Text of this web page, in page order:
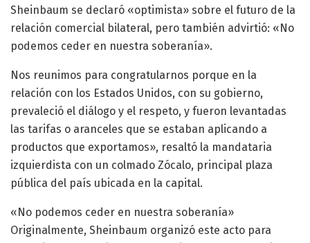
Sheinbaum se declaró «optimista» sobre el futuro de la
relación comercial bilateral, pero también advirtió: «No
podemos ceder en nuestra soberanía».
Nos reunimos para congratularnos porque en la
relación con los Estados Unidos, con su gobierno,
prevaleció el diálogo y el respeto, y fueron levantadas
las tarifas o aranceles que se estaban aplicando a
productos que exportamos», resaltó la mandataria
izquierdista con un colmado Zócalo, principal plaza
pública del país ubicada en la capital.
«No podemos ceder en nuestra soberanía»
Originalmente, Sheinbaum organizó este acto para